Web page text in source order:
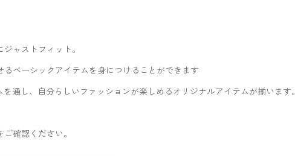
ャストフィット。
ベーシックアイテムを身につけることができます
通し、自分らしいファッションが楽しめるオリジナルアイテムが揃います。
確認ください。